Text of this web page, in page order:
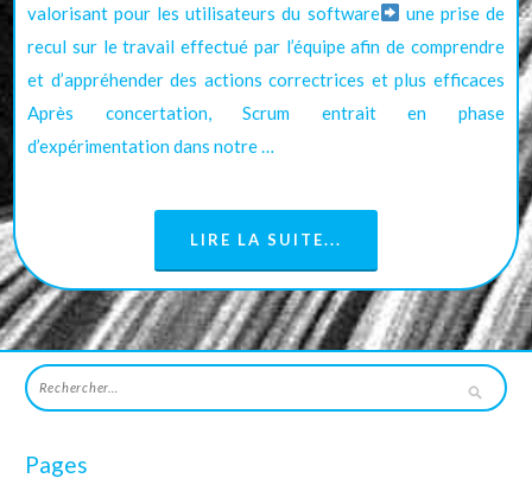
valorisant pour les utilisateurs du software
une prise de
recul sur le travail effectué par l’équipe afin de comprendre
et d’appréhender des actions correctrices et plus efficaces
Après concertation, Scrum entrait en phase
d’expérimentation dans notre …
LIRE LA SUITE...
Pages